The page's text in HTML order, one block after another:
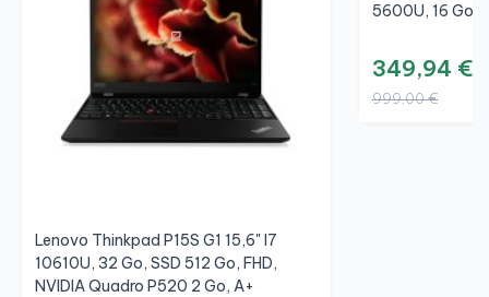
Lenovo Thinkpad P15S G1 15,6" I7
10610U, 32 Go, SSD 512 Go, FHD,
NVIDIA Quadro P520 2 Go, A+
5600U, 16 Go,
349,94 €
999,00 €